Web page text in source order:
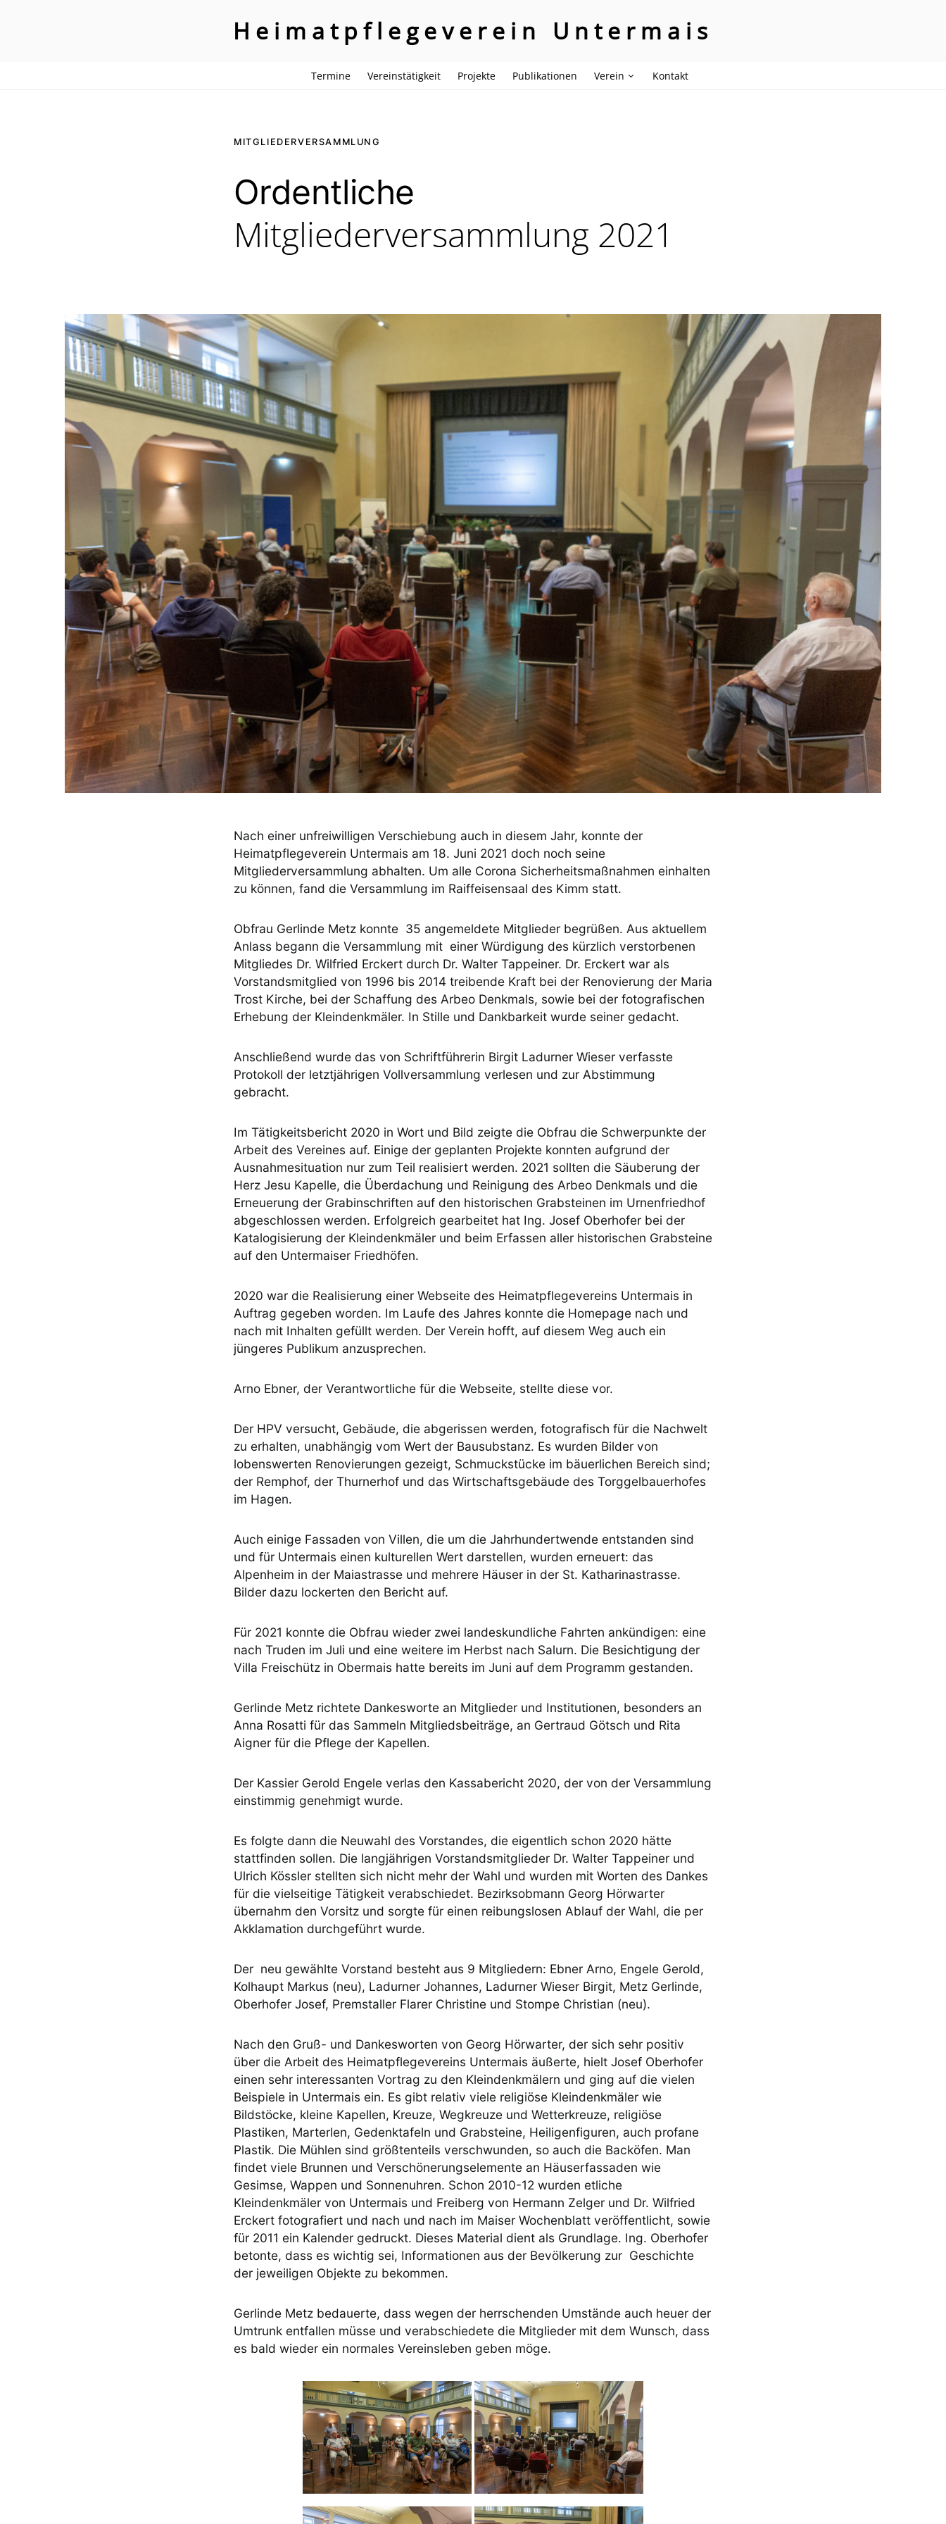
Heimatpflegeverein Untermais
Termine Vereinstätigkeit Projekte Publikationen Verein Kontakt
MITGLIEDERVERSAMMLUNG
Ordentliche
Mitgliederversammlung 2021
Nach einer unfreiwilligen Verschiebung auch in diesem Jahr, konnte der
Heimatpflegeverein Untermais am 18. Juni 2021 doch noch seine
Mitgliederversammlung abhalten. Um alle Corona Sicherheitsmaßnahmen einhalten
zu können, fand die Versammlung im Raiffeisensaal des Kimm statt.
Obfrau Gerlinde Metz konnte 35 angemeldete Mitglieder begrüßen. Aus aktuellem
Anlass begann die Versammlung mit einer Würdigung des kürzlich verstorbenen
Mitgliedes Dr. Wilfried Erckert durch Dr. Walter Tappeiner. Dr. Erckert war als
Vorstandsmitglied von 1996 bis 2014 treibende Kraft bei der Renovierung der Maria
Trost Kirche, bei der Schaffung des Arbeo Denkmals, sowie bei der fotografischen
Erhebung der Kleindenkmäler. In Stille und Dankbarkeit wurde seiner gedacht.
Anschließend wurde das von Schriftführerin Birgit Ladurner Wieser verfasste
Protokoll der letztjährigen Vollversammlung verlesen und zur Abstimmung
gebracht.
Im Tätigkeitsbericht 2020 in Wort und Bild zeigte die Obfrau die Schwerpunkte der
Arbeit des Vereines auf. Einige der geplanten Projekte konnten aufgrund der
Ausnahmesituation nur zum Teil realisiert werden. 2021 sollten die Säuberung der
Herz Jesu Kapelle, die Überdachung und Reinigung des Arbeo Denkmals und die
Erneuerung der Grabinschriften auf den historischen Grabsteinen im Urnenfriedhof
abgeschlossen werden. Erfolgreich gearbeitet hat Ing. Josef Oberhofer bei der
Katalogisierung der Kleindenkmäler und beim Erfassen aller historischen Grabsteine
auf den Untermaiser Friedhöfen.
2020 war die Realisierung einer Webseite des Heimatpflegevereins Untermais in
Auftrag gegeben worden. Im Laufe des Jahres konnte die Homepage nach und
nach mit Inhalten gefüllt werden. Der Verein hofft, auf diesem Weg auch ein
jüngeres Publikum anzusprechen.
Arno Ebner, der Verantwortliche für die Webseite, stellte diese vor.
Der HPV versucht, Gebäude, die abgerissen werden, fotografisch für die Nachwelt
zu erhalten, unabhängig vom Wert der Bausubstanz. Es wurden Bilder von
lobenswerten Renovierungen gezeigt, Schmuckstücke im bäuerlichen Bereich sind;
der Remphof, der Thurnerhof und das Wirtschaftsgebäude des Torggelbauerhofes
im Hagen.
Auch einige Fassaden von Villen, die um die Jahrhundertwende entstanden sind
und für Untermais einen kulturellen Wert darstellen, wurden erneuert: das
Alpenheim in der Maiastrasse und mehrere Häuser in der St. Katharinastrasse.
Bilder dazu lockerten den Bericht auf.
Für 2021 konnte die Obfrau wieder zwei landeskundliche Fahrten ankündigen: eine
nach Truden im Juli und eine weitere im Herbst nach Salurn. Die Besichtigung der
Villa Freischütz in Obermais hatte bereits im Juni auf dem Programm gestanden.
Gerlinde Metz richtete Dankesworte an Mitglieder und Institutionen, besonders an
Anna Rosatti für das Sammeln Mitgliedsbeiträge, an Gertraud Götsch und Rita
Aigner für die Pflege der Kapellen.
Der Kassier Gerold Engele verlas den Kassabericht 2020, der von der Versammlung
einstimmig genehmigt wurde.
Es folgte dann die Neuwahl des Vorstandes, die eigentlich schon 2020 hätte
stattfinden sollen. Die langjährigen Vorstandsmitglieder Dr. Walter Tappeiner und
Ulrich Kössler stellten sich nicht mehr der Wahl und wurden mit Worten des Dankes
für die vielseitige Tätigkeit verabschiedet. Bezirksobmann Georg Hörwarter
übernahm den Vorsitz und sorgte für einen reibungslosen Ablauf der Wahl, die per
Akklamation durchgeführt wurde.
Der neu gewählte Vorstand besteht aus 9 Mitgliedern: Ebner Arno, Engele Gerold,
Kolhaupt Markus (neu), Ladurner Johannes, Ladurner Wieser Birgit, Metz Gerlinde,
Oberhofer Josef, Premstaller Flarer Christine und Stompe Christian (neu).
Nach den Gruß- und Dankesworten von Georg Hörwarter, der sich sehr positiv
über die Arbeit des Heimatpflegevereins Untermais äußerte, hielt Josef Oberhofer
einen sehr interessanten Vortrag zu den Kleindenkmälern und ging auf die vielen
Beispiele in Untermais ein. Es gibt relativ viele religiöse Kleindenkmäler wie
Bildstöcke, kleine Kapellen, Kreuze, Wegkreuze und Wetterkreuze, religiöse
Plastiken, Marterlen, Gedenktafeln und Grabsteine, Heiligenfiguren, auch profane
Plastik. Die Mühlen sind größtenteils verschwunden, so auch die Backöfen. Man
findet viele Brunnen und Verschönerungselemente an Häuserfassaden wie
Gesimse, Wappen und Sonnenuhren. Schon 2010-12 wurden etliche
Kleindenkmäler von Untermais und Freiberg von Hermann Zelger und Dr. Wilfried
Erckert fotografiert und nach und nach im Maiser Wochenblatt veröffentlicht, sowie
für 2011 ein Kalender gedruckt. Dieses Material dient als Grundlage. Ing. Oberhofer
betonte, dass es wichtig sei, Informationen aus der Bevölkerung zur Geschichte
der jeweiligen Objekte zu bekommen.
Gerlinde Metz bedauerte, dass wegen der herrschenden Umstände auch heuer der
Umtrunk entfallen müsse und verabschiedete die Mitglieder mit dem Wunsch, dass
es bald wieder ein normales Vereinsleben geben möge.